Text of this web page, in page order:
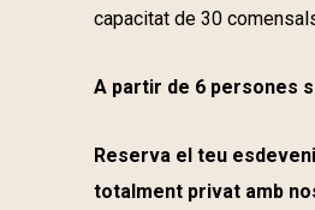
capacitat de 30
A partir de 6 persones
Reserva el teu
totalment privat amb